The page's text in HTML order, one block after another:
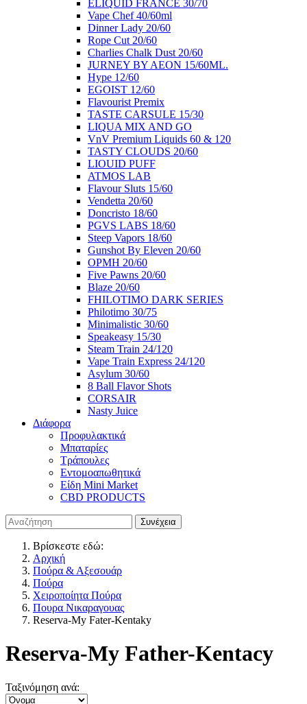
ELIQUID FRANCE 30/70
Vape Chef 40/60ml
Dinner Lady 20/60
Rope Cut 20/60
Charlies Chalk Dust 20/60
JURNEY BY AEON 15/60ML.
Hype 12/60
EGOIST 12/60
Flavourist Premix
ΤΑSTE CARSULE 15/30
LIQUA MIX AND GO
VnV Premium Liquids 60 & 120
TASTY CLOUDS 20/60
LIOUID PUFF
ATMOS LAB
Flavour Sluts 15/60
Vendetta 20/60
Doncristo 18/60
PGVS LABS 18/60
Steep Vapors 18/60
Gunshot By Eleven 20/60
ΟΡΜΗ 20/60
Five Pawns 20/60
Blaze 20/60
FHILOTIMO DARK SERIES
Philotimo 30/75
Minimalistic 30/60
Speakeasy 15/30
Steam Train 24/120
Vape Train Express 24/120
Asylum 30/60
8 Βall Flavor Shots
CORSAIR
Nasty Juice
Διάφορα
Προφυλακτικά
Μπαταρίες
Τράπουλες
Εντομοαπωθητικά
Είδη Mini Market
CBD PRODUCTS
Βρίσκεστε εδώ:
Αρχική
Πούρα & Αξεσουάρ
Πούρα
Χειροποίητα Πούρα
Πουρα Νικαραγουας
Reserva-My Fater-Kentaky
Reserva-My Father-Kentacy
Ταξινόμηση ανά: